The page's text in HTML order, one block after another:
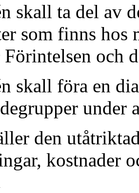
skall ta del av
som finns hos
Förintelsen och
skall föra en
under
den
kostnader